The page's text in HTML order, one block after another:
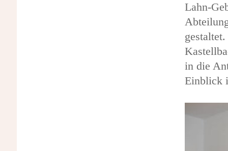
Lahn-
in die
Einblick